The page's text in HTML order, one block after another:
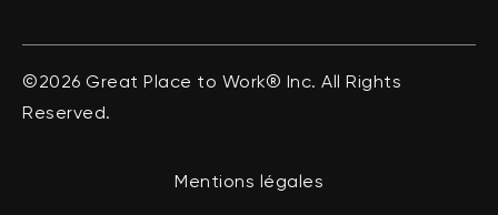
©2026 Great Place to Work® Inc. All Rights
Reserved.
Mentions légales